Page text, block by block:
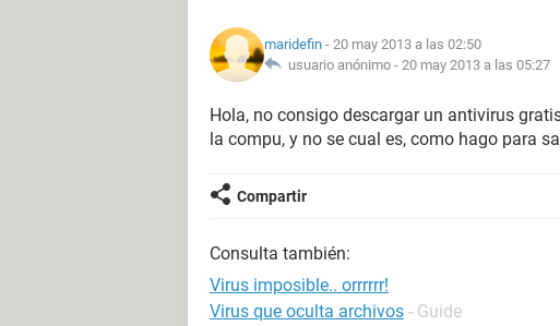
maridefin - 20 may 2013 a las 02:50
usuario anónimo - 20 may 2013 a las 05:27
Hola, no consigo descargar un antivirus
la compu, y no se cual es, como hago para
Compartir
Consulta también:
Virus imposible.. orrrrrr!
Virus que oculta archivos - Guide